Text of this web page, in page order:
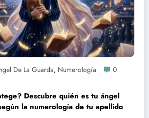
De La Guarda, Numerología
0
Descubre quién es tu ángel
la numerología de tu apellido